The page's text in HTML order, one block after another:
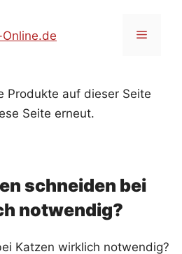
Menü
Produkte auf dieser Seite
Seite erneut.
schneiden bei
notwendig?